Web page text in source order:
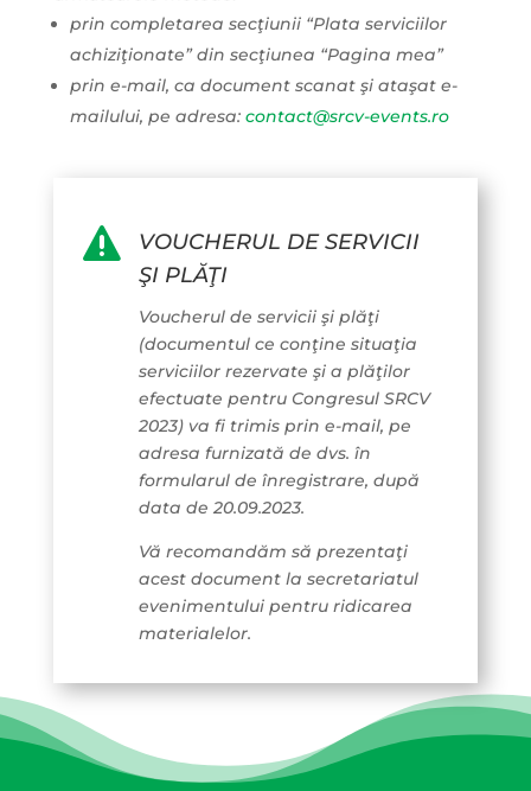
prin completarea secţiunii “Plata serviciilor
achiziţionate” din secţiunea “Pagina mea”
prin e-mail, ca document scanat şi ataşat e-
mailului, pe adresa: contact@srcv-events.ro

VOUCHERUL DE SERVICII
ŞI PLĂŢI
Voucherul de servicii şi plăţi
(documentul ce conţine situaţia
serviciilor rezervate şi a plăţilor
efectuate pentru Congresul SRCV
2023) va fi trimis prin e-mail, pe
adresa furnizată de dvs. în
formularul de înregistrare, după
data de 20.09.2023.
Vă recomandăm să prezentaţi
acest document la secretariatul
evenimentului pentru ridicarea
materialelor.